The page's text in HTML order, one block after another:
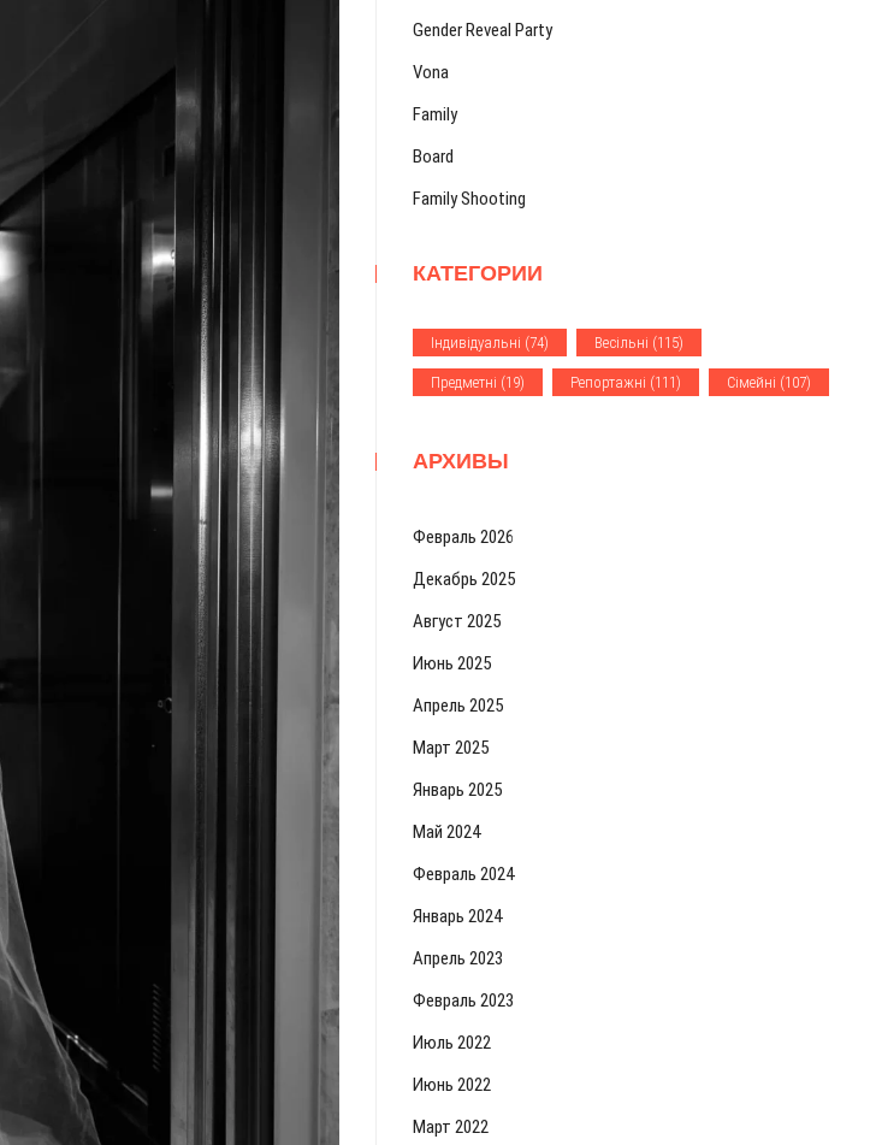
Gender Reveal Party
Vona
Family
Board
Family Shooting
КАТЕГОРИИ
Iндивiдуальнi (74) Весiльнi (115)
Предметнi (19) Репортажнi (111) Сiмейнi (107)
АРХИВЫ
Февраль 2026
Декабрь 2025
Август 2025
Июнь 2025
Апрель 2025
Март 2025
Январь 2025
Май 2024
Февраль 2024
Январь 2024
Апрель 2023
Февраль 2023
Июль 2022
Июнь 2022
Март 2022